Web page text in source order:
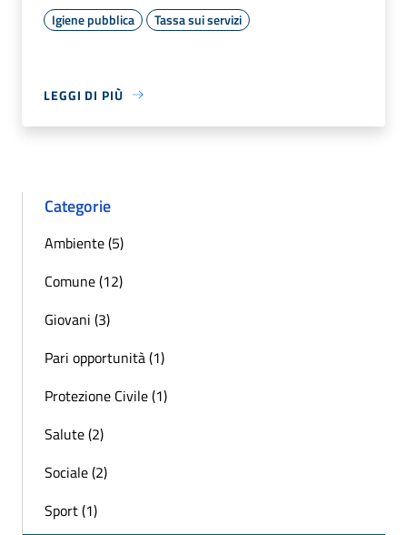
Igiene pubblica Tassa sui servizi
LEGGI DI PIÙ
Categorie
Ambiente (5)
Comune (12)
Giovani (3)
Pari opportunità (1)
Protezione Civile (1)
Salute (2)
Sociale (2)
Sport (1)